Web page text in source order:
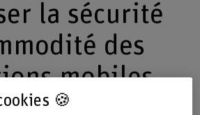
la sécurité
des
mobiles
🍪